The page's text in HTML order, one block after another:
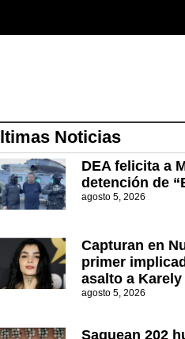
Noticias
DEA felicita a
detención de
agosto 5, 2026
Capturan en
primer
asalto a Karely
agosto 5, 2026
Saquean 202